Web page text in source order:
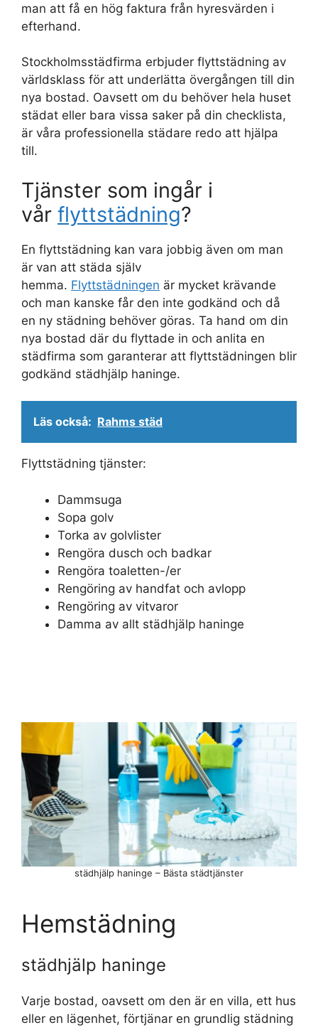
man att få en hög faktura från hyresvärden i
efterhand.
Stockholmsstädfirma erbjuder flyttstädning av
världsklass för att underlätta övergången till din
nya bostad. Oavsett om du behöver hela huset
städat eller bara vissa saker på din checklista,
är våra professionella städare redo att hjälpa
till.
Tjänster som ingår i
vår flyttstädning?
En flyttstädning kan vara jobbig även om man
är van att städa själv
hemma. Flyttstädningen är mycket krävande
och man kanske får den inte godkänd och då
en ny städning behöver göras. Ta hand om din
nya bostad där du flyttade in och anlita en
städfirma som garanterar att flyttstädningen blir
godkänd städhjälp haninge.
Läs också: Rahms städ
Flyttstädning tjänster:
Dammsuga
Sopa golv
Torka av golvlister
Rengöra dusch och badkar
Rengöra toaletten-/er
Rengöring av handfat och avlopp
Rengöring av vitvaror
Damma av allt städhjälp haninge
städhjälp haninge – Bästa städtjänster
Hemstädning
städhjälp haninge
Varje bostad, oavsett om den är en villa, ett hus
eller en lägenhet, förtjänar en grundlig städning